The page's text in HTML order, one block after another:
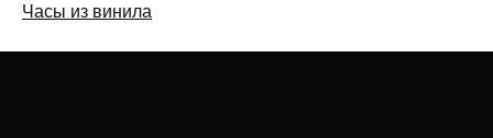
Часы из винила